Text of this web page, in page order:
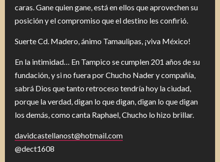
caras. Gane quien gane, está en ellos que aprovechen su
posición y el compromiso que el destino les confirió.
Suerte Cd. Madero, ánimo Tamaulipas, ¡viva México!
En la intimidad… En Tampico se cumplen 201 años de su
fundación, y si no fuera por Chucho Nader y compañía,
sabrá Dios que tanto retroceso tendría hoy la ciudad,
porque la verdad, digan lo que digan, digan lo que digan
los demás, como canta Raphael, Chucho lo hizo brillar.
davidcastellanost@hotmail.com
@dect1608